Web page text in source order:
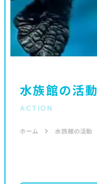
水族館の活動
ACTION
ホーム 水族館の活動